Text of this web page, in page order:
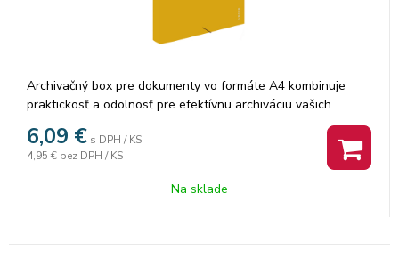
Archivačný box pre dokumenty vo formáte A4 kombinuje
praktickosť a odolnosť pre efektívnu archiváciu vašich
uzatvorenie a zabraňuje nechcenému otváraniu. Vyrobené z
extra silného polypropylénu, tento archivačný box odoláva
S chrbtom so šírkou 3 cm máte dostatok priestoru na
6,09 € s DPH / KS
4,95 € bez DPH / KS
Na sklade